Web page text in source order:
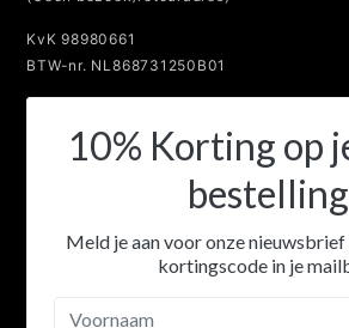
KvK 98980661
BTW-nr. NL868731250B01
10% Korting op
bestelling
Meld je aan voor onze nieuwsbrief
kortingscode in je